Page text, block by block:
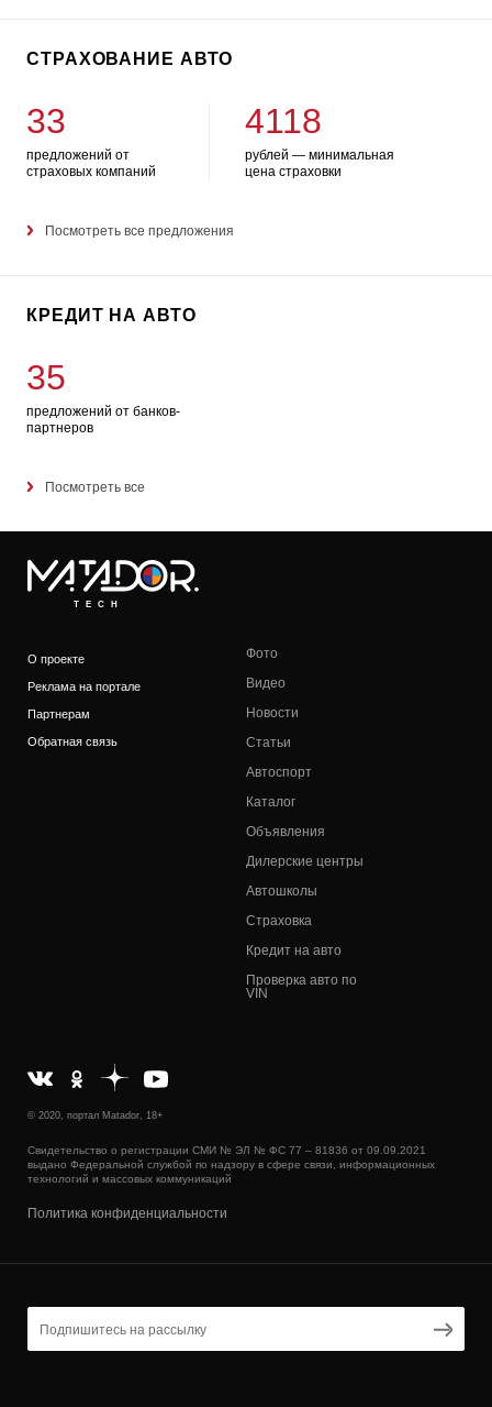
СТРАХОВАНИЕ АВТО
33
предложений от
страховых компаний
4118
рублей — минимальная
цена страховки
Посмотреть все предложения
КРЕДИТ НА АВТО
35
предложений от банков-
партнеров
Посмотреть все
TECH
О проекте
Реклама на портале
Партнерам
Обратная связь
Фото
Видео
Новости
Статьи
Автоспорт
Каталог
Объявления
Дилерские центры
Автошколы
Страховка
Кредит на авто
Проверка авто по
VIN
© 2020, портал Matador, 18+
Свидетельство о регистрации СМИ № ЭЛ № ФС 77 – 81836 от 09.09.2021
выдано Федеральной службой по надзору в сфере связи, информационных
технологий и массовых коммуникаций
Политика конфиденциальности